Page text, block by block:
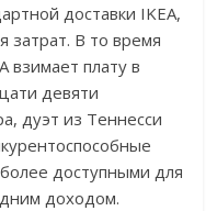
доставки IKEA,
затрат. В то время
взимает плату в
девяти
дуэт из Теннесси
доступными для
доходом.